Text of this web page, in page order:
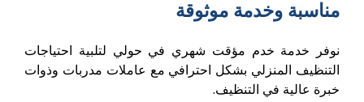
مناسبة وخدمة موثوقة
نوفر خدمة خدم مؤقت شهري في حولي لتلبية احتياجات
التنظيف المنزلي بشكل احترافي مع عاملات مدربات وذوات
خبرة عالية في التنظيف.